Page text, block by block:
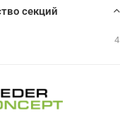
секций
4